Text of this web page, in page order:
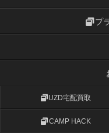
プ
UZD宅配買取
CAMP HACK